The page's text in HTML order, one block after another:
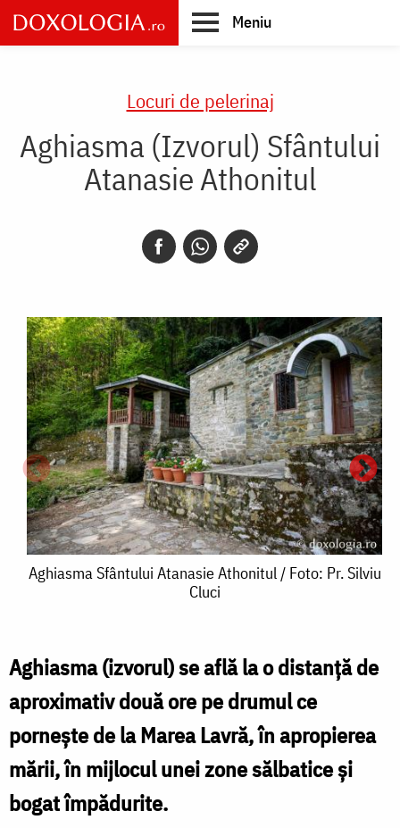
Skip
to
main
Meniu
Locuri de pelerinaj
Aghiasma (Izvorul) Sfântului
Atanasie Athonitul
Aghiasma
Athonitul
/
Foto:
Pr.
Silviu
Cluci
Aghiasma Sfântului Atanasie Athonitul / Foto: Pr. Silviu
Cluci
Aghiasma (izvorul) se află la o distanță de
aproximativ două ore pe drumul ce
pornește de la Marea Lavră, în apropierea
mării, în mijlocul unei zone sălbatice și
bogat împădurite.